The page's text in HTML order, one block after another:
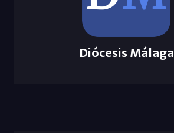
Diócesis Málaga